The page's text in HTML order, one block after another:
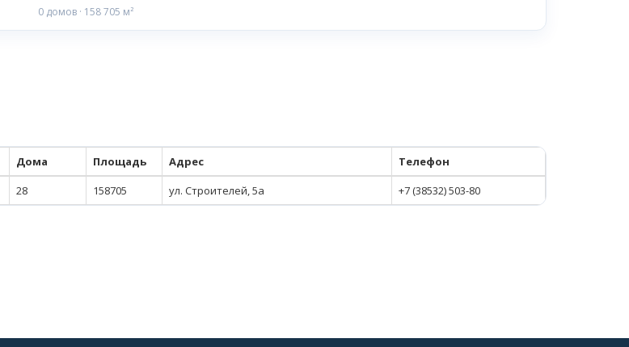
0 домов · 158 705 м²
Дома Площадь Адрес
Телефон
28 158705 ул. Строителей, 5а +7 (38532) 503-80